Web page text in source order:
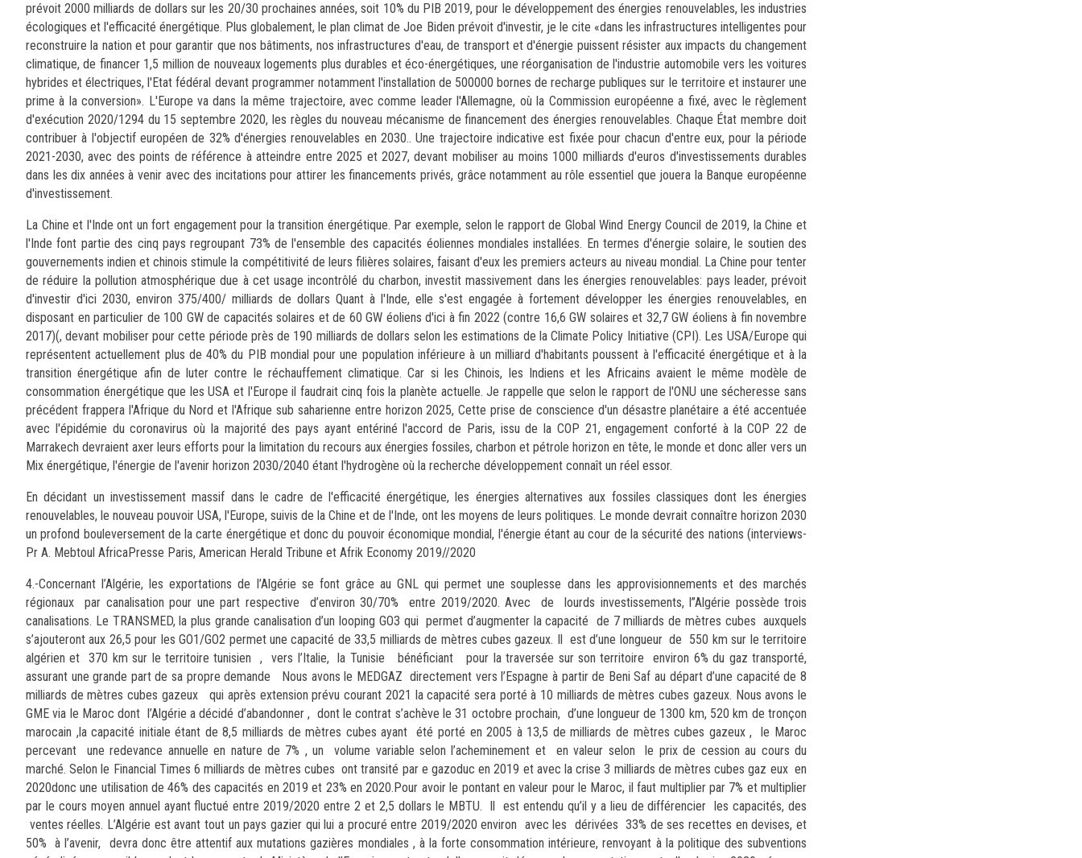
prévoit 2000 milliards de dollars sur les 20/30 prochaines années, soit 10% du PIB 2019, pour le développement des énergies renouvelables, les industries
écologiques et l'efficacité énergétique. Plus globalement, le plan climat de Joe Biden prévoit d'investir, je le cite «dans les infrastructures intelligentes pour
reconstruire la nation et pour garantir que nos bâtiments, nos infrastructures d'eau, de transport et d'énergie puissent résister aux impacts du changement
climatique, de financer 1,5 million de nouveaux logements plus durables et éco-énergétiques, une réorganisation de l'industrie automobile vers les voitures
hybrides et électriques, l'Etat fédéral devant programmer notamment l'installation de 500000 bornes de recharge publiques sur le territoire et instaurer une
prime à la conversion». L'Europe va dans la même trajectoire, avec comme leader l'Allemagne, où la Commission européenne a fixé, avec le règlement
d'exécution 2020/1294 du 15 septembre 2020, les règles du nouveau mécanisme de financement des énergies renouvelables. Chaque État membre doit
contribuer à l'objectif européen de 32% d'énergies renouvelables en 2030.. Une trajectoire indicative est fixée pour chacun d'entre eux, pour la période
2021-2030, avec des points de référence à atteindre entre 2025 et 2027, devant mobiliser au moins 1000 milliards d'euros d'investissements durables
dans les dix années à venir avec des incitations pour attirer les financements privés, grâce notamment au rôle essentiel que jouera la Banque européenne
d'investissement.
La Chine et l'Inde ont un fort engagement pour la transition énergétique. Par exemple, selon le rapport de Global Wind Energy Council de 2019, la Chine et
l'Inde font partie des cinq pays regroupant 73% de l'ensemble des capacités éoliennes mondiales installées. En termes d'énergie solaire, le soutien des
gouvernements indien et chinois stimule la compétitivité de leurs filières solaires, faisant d'eux les premiers acteurs au niveau mondial. La Chine pour tenter
de réduire la pollution atmosphérique due à cet usage incontrôlé du charbon, investit massivement dans les énergies renouvelables: pays leader, prévoit
d'investir d'ici 2030, environ 375/400/ milliards de dollars Quant à l'Inde, elle s'est engagée à fortement développer les énergies renouvelables, en
disposant en particulier de 100 GW de capacités solaires et de 60 GW éoliens d'ici à fin 2022 (contre 16,6 GW solaires et 32,7 GW éoliens à fin novembre
2017)(, devant mobiliser pour cette période près de 190 milliards de dollars selon les estimations de la Climate Policy Initiative (CPI). Les USA/Europe qui
représentent actuellement plus de 40% du PIB mondial pour une population inférieure à un milliard d'habitants poussent à l'efficacité énergétique et à la
transition énergétique afin de luter contre le réchauffement climatique. Car si les Chinois, les Indiens et les Africains avaient le même modèle de
consommation énergétique que les USA et l'Europe il faudrait cinq fois la planète actuelle. Je rappelle que selon le rapport de l'ONU une sécheresse sans
précédent frappera l'Afrique du Nord et l'Afrique sub saharienne entre horizon 2025, Cette prise de conscience d'un désastre planétaire a été accentuée
avec l'épidémie du coronavirus où la majorité des pays ayant entériné l'accord de Paris, issu de la COP 21, engagement conforté à la COP 22 de
Marrakech devraient axer leurs efforts pour la limitation du recours aux énergies fossiles, charbon et pétrole horizon en tête, le monde et donc aller vers un
Mix énergétique, l'énergie de l'avenir horizon 2030/2040 étant l'hydrogène où la recherche développement connaît un réel essor.
En décidant un investissement massif dans le cadre de l'efficacité énergétique, les énergies alternatives aux fossiles classiques dont les énergies
renouvelables, le nouveau pouvoir USA, l'Europe, suivis de la Chine et de l'Inde, ont les moyens de leurs politiques. Le monde devrait connaître horizon 2030
un profond bouleversement de la carte énergétique et donc du pouvoir économique mondial, l'énergie étant au cour de la sécurité des nations (interviews-
Pr A. Mebtoul AfricaPresse Paris, American Herald Tribune et Afrik Economy 2019//2020
4.-Concernant l’Algérie, les exportations de l’Algérie se font grâce au GNL qui permet une souplesse dans les approvisionnements et des marchés
régionaux par canalisation pour une part respective d’environ 30/70% entre 2019/2020. Avec de lourds investissements, l’’Algérie possède trois
canalisations. Le TRANSMED, la plus grande canalisation d’un looping GO3 qui permet d’augmenter la capacité de 7 milliards de mètres cubes auxquels
s’ajouteront aux 26,5 pour les GO1/GO2 permet une capacité de 33,5 milliards de mètres cubes gazeux. Il est d’une longueur de 550 km sur le territoire
algérien et 370 km sur le territoire tunisien , vers l’Italie, la Tunisie bénéficiant pour la traversée sur son territoire environ 6% du gaz transporté,
assurant une grande part de sa propre demande Nous avons le MEDGAZ directement vers l’Espagne à partir de Beni Saf au départ d’une capacité de 8
milliards de mètres cubes gazeux qui après extension prévu courant 2021 la capacité sera porté à 10 milliards de mètres cubes gazeux. Nous avons le
GME via le Maroc dont l’Algérie a décidé d’abandonner , dont le contrat s’achève le 31 octobre prochain, d’une longueur de 1300 km, 520 km de tronçon
marocain ,la capacité initiale étant de 8,5 milliards de mètres cubes ayant été porté en 2005 à 13,5 de milliards de mètres cubes gazeux , le Maroc
percevant une redevance annuelle en nature de 7% , un volume variable selon l’acheminement et en valeur selon le prix de cession au cours du
marché. Selon le Financial Times 6 milliards de mètres cubes ont transité par e gazoduc en 2019 et avec la crise 3 milliards de mètres cubes gaz eux en
2020donc une utilisation de 46% des capacités en 2019 et 23% en 2020.Pour avoir le pontant en valeur pour le Maroc, il faut multiplier par 7% et multiplier
par le cours moyen annuel ayant fluctué entre 2019/2020 entre 2 et 2,5 dollars le MBTU. Il est entendu qu’il y a lieu de différencier les capacités, des
ventes réelles. L’Algérie est avant tout un pays gazier qui lui a procuré entre 2019/2020 environ avec les dérivées 33% de ses recettes en devises, et
50% à l’avenir, devra donc être attentif aux mutations gazières mondiales , à la forte consommation intérieure, renvoyant à la politique des subventions